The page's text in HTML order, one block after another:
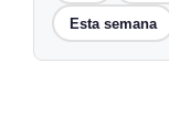
Esta semana